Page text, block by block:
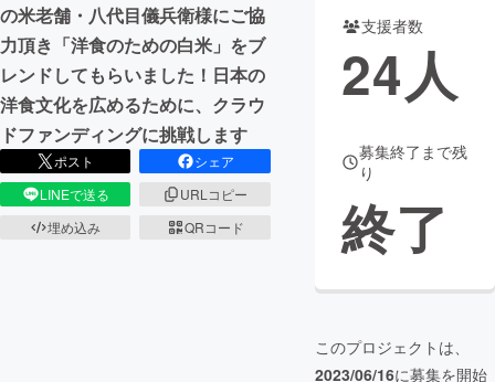
の米老舗・八代目儀兵衛様にご協
力頂き「洋食のための白米」をブ
レンドしてもらいました！日本の
洋食文化を広めるために、クラウ
ドファンディングに挑戦します
ポスト
シェア
LINEで送る
URLコピー
埋め込み
QRコード
支援者数
24人
募集終了まで残
り
終了
このプロジェクトは、
2023/06/16に募集を開始